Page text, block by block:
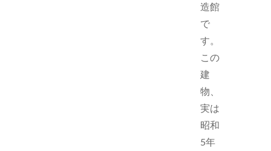
造館
で
す。
この
建
物、
実は
昭和
5年